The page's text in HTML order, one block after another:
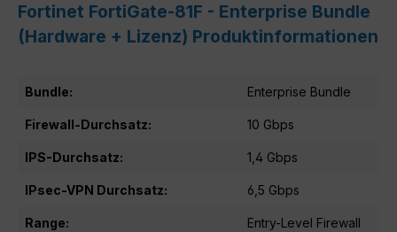
Fortinet FortiGate-81F - Enterprise Bundle
(Hardware + Lizenz) Produktinformationen
Bundle: Enterprise Bundle
Firewall-Durchsatz: 10 Gbps
IPS-Durchsatz: 1,4 Gbps
IPsec-VPN Durchsatz: 6,5 Gbps
Range: Entry-Level Firewall